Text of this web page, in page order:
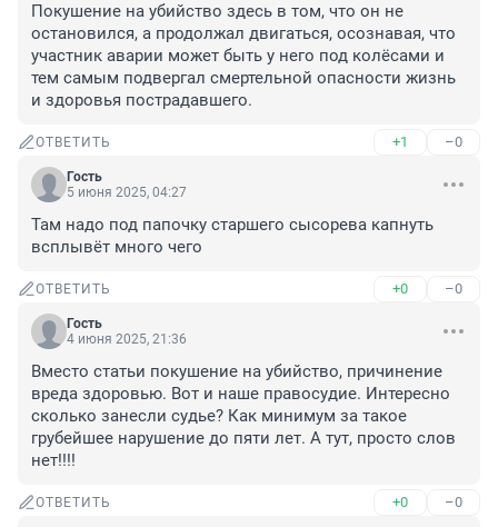
Покушение на убийство здесь в том, что он не
остановился, а продолжал двигаться, осознавая, что
участник аварии может быть у него под колёсами и
тем самым подвергал смертельной опасности жизнь
и здоровья пострадавшего.
ОТВЕТИТЬ +1 –0
Гость
5 июня 2025, 04:27
Там надо под папочку старшего сысорева капнуть
всплывёт много чего
ОТВЕТИТЬ +0 –0
Гость
4 июня 2025, 21:36
Вместо статьи покушение на убийство, причинение
вреда здоровью. Вот и наше правосудие. Интересно
сколько занесли судье? Как минимум за такое
грубейшее нарушение до пяти лет. А тут, просто слов
нет!!!!
ОТВЕТИТЬ +0 –0